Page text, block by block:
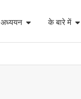
के बारे में